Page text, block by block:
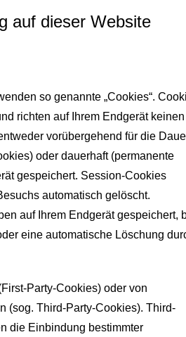
auf dieser Website
so genannte „Cookies“.
richten auf Ihrem Endgerät keinen
vorübergehend für die
oder dauerhaft (permanente
gespeichert. Session-Cookies
automatisch gelöscht.
auf Ihrem Endgerät gespeichert,
eine automatische Löschung
Party-Cookies) oder von
(sog. Third-Party-Cookies). Third-
die Einbindung bestimmter